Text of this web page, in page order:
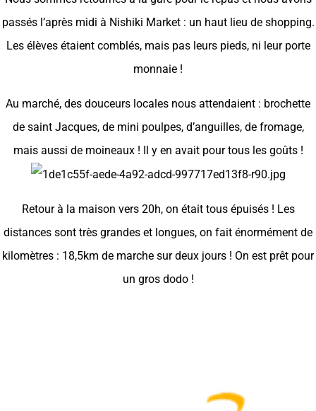
passés l’après midi à Nishiki Market : un haut lieu de shopping.
Les élèves étaient comblés, mais pas leurs pieds, ni leur porte
monnaie !
Au marché, des douceurs locales nous attendaient : brochette
de saint Jacques, de mini poulpes, d’anguilles, de fromage,
mais aussi de moineaux ! Il y en avait pour tous les goûts !
Retour à la maison vers 20h, on était tous épuisés ! Les
distances sont très grandes et longues, on fait énormément de
kilomètres : 18,5km de marche sur deux jours ! On est prêt pour
un gros dodo !